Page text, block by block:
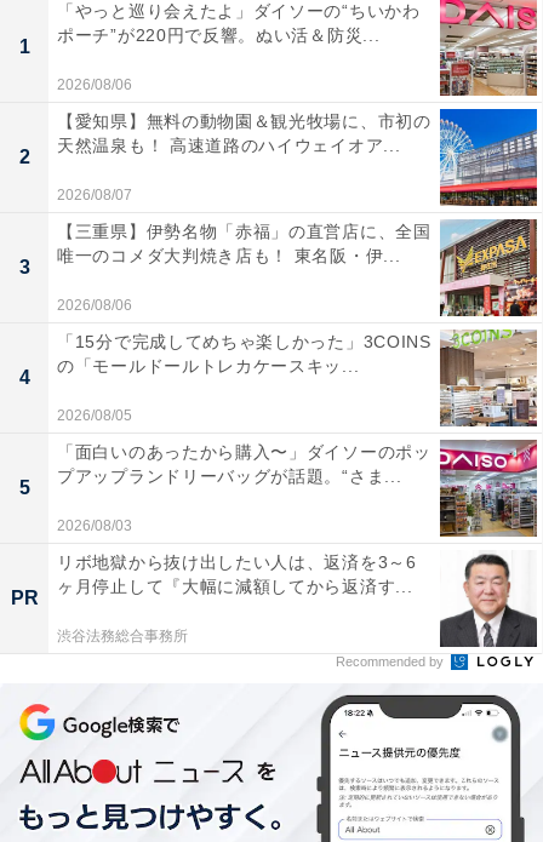
1
「やっと巡り会えたよ」ダイソーの“ちいかわ
ポーチ”が220円で反響。ぬい活＆防災...
2026/08/06
2
【愛知県】無料の動物園＆観光牧場に、市初の
天然温泉も！ 高速道路のハイウェイオア...
2026/08/07
3
【三重県】伊勢名物「赤福」の直営店に、全国
唯一のコメダ大判焼き店も！ 東名阪・伊...
2026/08/06
4
「15分で完成してめちゃ楽しかった」3COINS
の「モールドールトレカケースキッ...
2026/08/05
5
「面白いのあったから購入〜」ダイソーのポッ
プアップランドリーバッグが話題。“さま...
2026/08/03
PR
リボ地獄から抜け出したい人は、返済を3～6
ヶ月停止して『大幅に減額してから返済す...
渋谷法務総合事務所
Recommended by